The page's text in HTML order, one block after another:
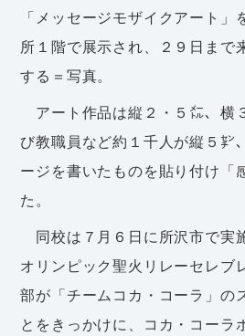
「メッセージモザイクアート」
所１階で展示され、２９日まで
する＝写真。
アート作品は縦２・５㍍、横
び教職員など約１千人が縦５㌢
ージを書いたものを貼り付け「
た。
同校は７月６日に所沢市で実
オリンピック聖火リレーセレブ
部が「チームコカ・コーラ」の
とをきっかけに、コカ・コーラ